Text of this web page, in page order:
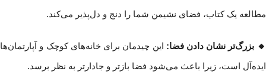
مطالعه یک کتاب، فضای نشیمن شما را دنج و دل‌پذیر می‌کند.
🔸 بزرگ‌تر نشان دادن فضا: این چیدمان برای خانه‌های کوچک و آپارتمان‌ها
ایده‌آل است، زیرا باعث می‌شود فضا بازتر و جادارتر به نظر برسد.